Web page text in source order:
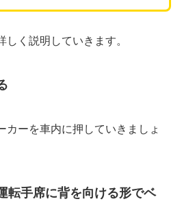
く説明していきます。
カーを車内に押していきましょ
転手席に背を向ける形でベ